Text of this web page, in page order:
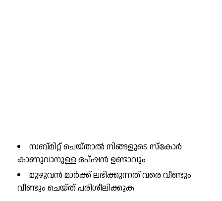
സബ്മിറ്റ് ചെയ്താൽ നിങ്ങളുടെ സ്കോർ
കാണുവാനുള്ള ഒപ്ഷൻ ഉണ്ടാവും
മുഴുവൻ മാർക്ക് ലഭിക്കുന്നത് വരെ വീണ്ടും
വീണ്ടും ചെയ്ത് പരിശീലിക്കുക